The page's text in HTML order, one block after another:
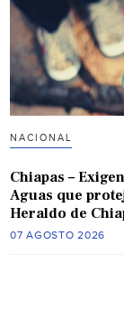
NACIONAL
Chiapas –
Aguas que
Heraldo de
07 AGOSTO 2026